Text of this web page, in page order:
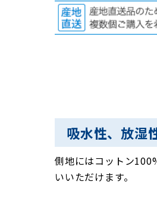
吸水性、放湿
側地にはコットン
いいただけます。